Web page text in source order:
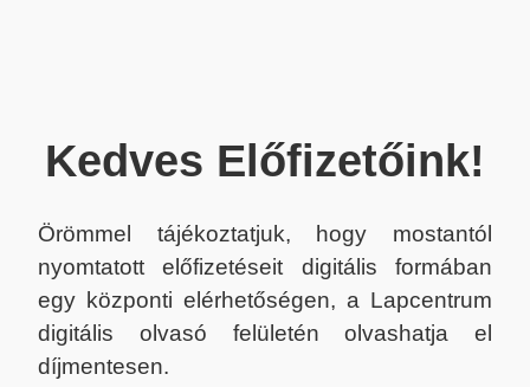
Kedves Előfizetőink!
Örömmel tájékoztatjuk, hogy mostantól
nyomtatott előfizetéseit digitális formában
egy központi elérhetőségen, a Lapcentrum
digitális olvasó felületén olvashatja el
díjmentesen.